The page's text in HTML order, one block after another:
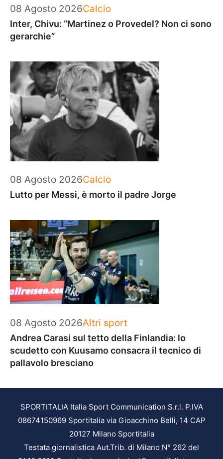
08 Agosto 2026Categorie
Calcio
Inter, Chivu: “Martinez o Provedel? Non ci sono
gerarchie”
08 Agosto 2026Categorie
Calcio
Lutto per Messi, è morto il padre Jorge
08 Agosto 2026Categorie
Altri sport
Andrea Carasi sul tetto della Finlandia: lo
scudetto con Kuusamo consacra il tecnico di
pallavolo bresciano
SPORTITALIA Italia Sport Communication S.r.l. P.IVA
08674150969 Sportitalia via Gioacchino Belli, 14 CAP
20127 Milano Sportitalia
Testata giornalistica Aut.Trib. di Milano N° 262 del